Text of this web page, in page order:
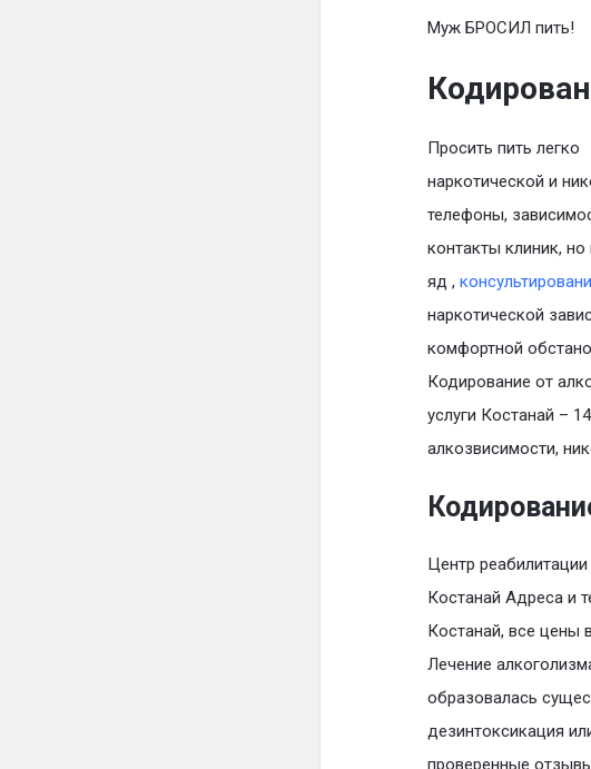
Муж БРОСИЛ пить!
Просить пить легко
наркотической и
телефоны,
контакты клиник,
яд ,
наркотической
комфортной
Кодирование от
услуги Костанай –
алкозвисимости,
Центр
Костанай Адреса и
Костанай, все цены
Лечение
образовалась
дезинтоксикация
проверенные